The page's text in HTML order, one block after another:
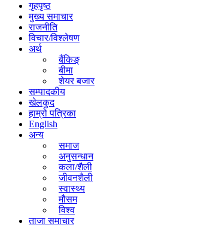
गृहपृष्ठ
मुख्य समाचार
राजनीति
विचार/विश्लेषण
अर्थ
बैंकिङ्
बीमा
शेयर बजार
सम्पादकीय
खेलकुद
हाम्रो पत्रिका
English
अन्य​
समाज
अनुसन्धान
कला/शैली
जीवनशैली
स्वास्थ्य
मौसम
विश्व
ताजा समाचार